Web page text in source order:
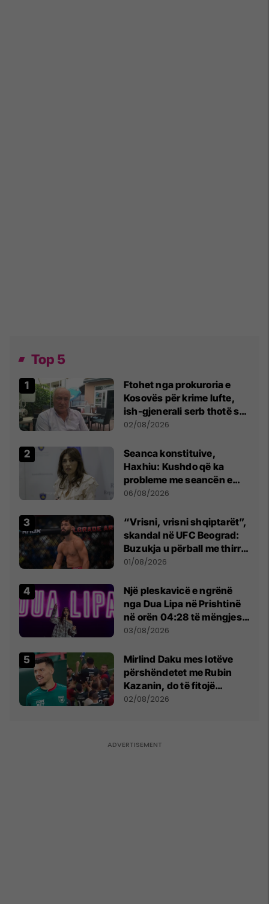
Top 5
Ftohet nga prokuroria e
Kosovës për krime lufte,
ish-gjenerali serb thotë se
dikush e tradhtoi në
02/08/2026
Seanca konstituive,
Haxhiu: Kushdo që ka
probleme me seancën e
sotme e ftoj t’i drejtohet
06/08/2026
“Vrisni, vrisni shqiptarët”,
skandal në UFC Beograd:
Buzukja u përball me thirrje
anti-shqiptare nga
01/08/2026
Një pleskavicë e ngrënë
nga Dua Lipa në Prishtinë
në orën 04:28 të mëngjesit
- dhe bota digjitale serbe
03/08/2026
Mirlind Daku mes lotëve
përshëndetet me Rubin
Kazanin, do të fitojë
miliona te Spartak Moska
02/08/2026